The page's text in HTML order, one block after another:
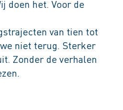
doen het. Voor de
van tien tot
niet terug. Sterker
Zonder de verhalen